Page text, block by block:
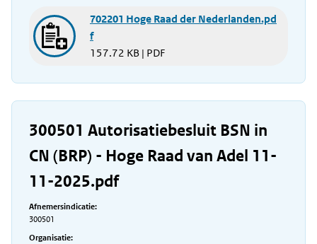
702201 Hoge Raad der Nederlanden.pd
f
157.72 KB | PDF
300501 Autorisatiebesluit BSN in
CN (BRP) - Hoge Raad van Adel 11-
11-2025.pdf
Afnemersindicatie:
300501
Organisatie: